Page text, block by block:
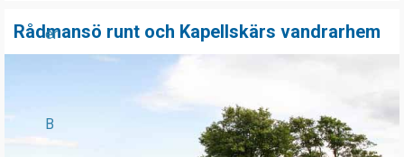
er
B
Rådmansö runt och Kapellskärs vandrarhem